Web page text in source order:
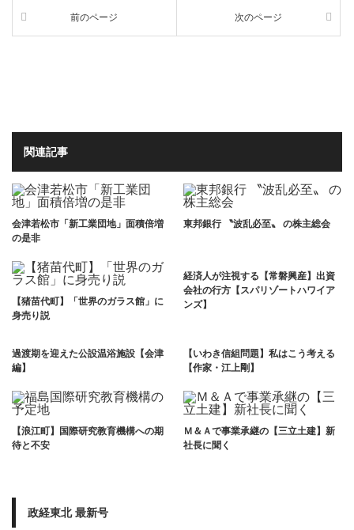
前のページ 次のページ
関連記事
会津若松市「新工業団地」面積倍増
の是非
東邦銀行 〝波乱必至〟 の株主総会
【猪苗代町】「世界のガラス館」に
身売り説
経済人が注視する【常磐興産】出資
会社の行方【スパリゾートハワイア
ンズ】
過渡期を迎えた公設温浴施設【会津
編】
【いわき信組問題】私はこう考える
【作家・江上剛】
【浪江町】国際研究教育機構への期
待と不安
Ｍ＆Ａで事業承継の【三立土建】新
社長に聞く
政経東北 最新号